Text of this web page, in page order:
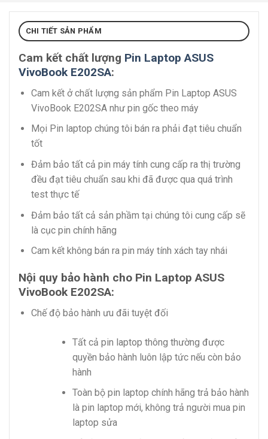
CHI TIẾT SẢN PHẨM
Cam kết chất lượng Pin Laptop ASUS
VivoBook E202SA:
Cam kết ở chất lượng sản phẩm Pin Laptop ASUS
VivoBook E202SA như pin gốc theo máy
Mọi Pin laptop chúng tôi bán ra phải đạt tiêu chuẩn
tốt
Đảm bảo tất cả pin máy tính cung cấp ra thị trường
đều đạt tiêu chuẩn sau khi đã được qua quá trình
test thực tế
Đảm bảo tất cả sản phầm tại chúng tôi cung cấp sẽ
là cục pin chính hãng
Cam kết không bán ra pin máy tính xách tay nhái
Nội quy bảo hành cho Pin Laptop ASUS
VivoBook E202SA:
Chế độ bảo hành ưu đãi tuyệt đối
Tất cả pin laptop thông thường được
quyền bảo hành luôn lập tức nếu còn bảo
hành
Toàn bộ pin laptop chính hãng trả bảo hành
là pin laptop mới, không trả người mua pin
laptop sửa